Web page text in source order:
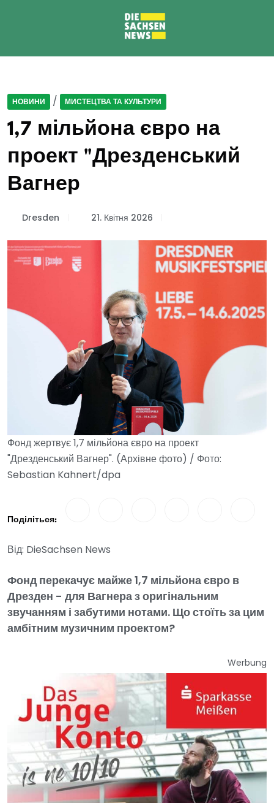
НОВИНИ / МИСТЕЦТВА ТА КУЛЬТУРИ
1,7 мільйона євро на
проект "Дрезденський
Вагнер
Dresden 21. Квітня 2026
Фонд жертвує 1,7 мільйона євро на проект
"Дрезденський Вагнер". (Архівне фото) / Фото:
Sebastian Kahnert/dpa
Поділіться:
Від: DieSachsen News
Фонд перекачує майже 1,7 мільйона євро в
Дрезден - для Вагнера з оригінальним
звучанням і забутими нотами. Що стоїть за цим
амбітним музичним проектом?
Werbung